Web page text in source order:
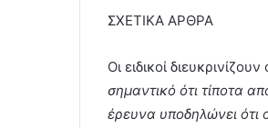
ΣΧΕΤΙΚΑ ΑΡΘΡΑ
Οι ειδικοί
σημαντικό ότι τίποτα
έρευνα υποδηλώνει ότι